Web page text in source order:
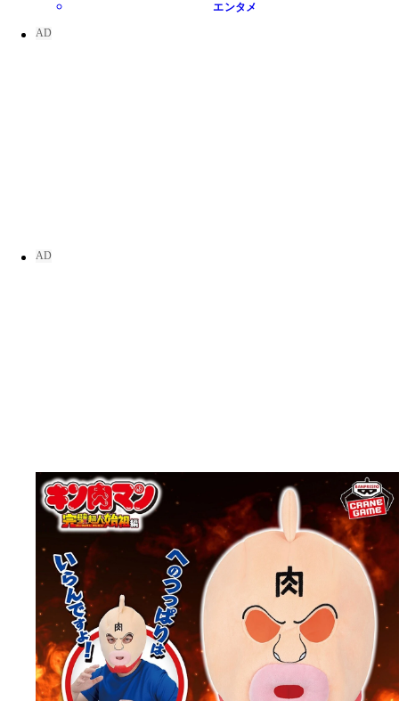
エンタメ